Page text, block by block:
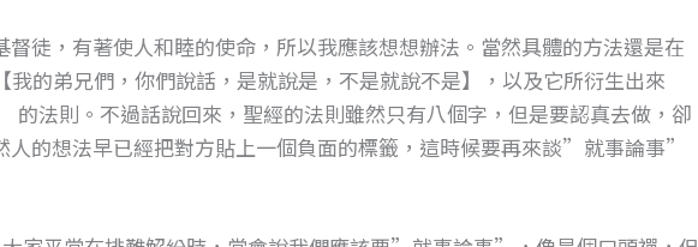
督徒，有著使人和睦的使命，所以我應該想想辦法。當然具體的方法還是在
我的弟兄們，你們說話，是就說是，不是就說不是】，以及它所衍生出來
法則。不過話說回來，聖經的法則雖然只有八個字，但是要認真去做，卻
人的想法早已經把對方貼上一個負面的標籤，這時候要再來談”就事論事”